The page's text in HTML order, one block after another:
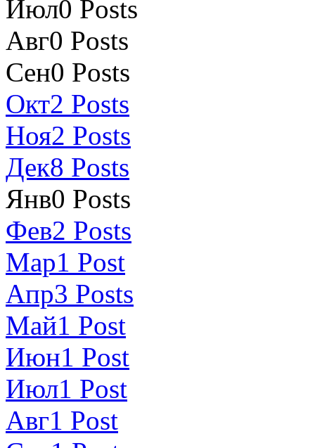
Июл0 Posts
Авг0 Posts
Сен0 Posts
Окт2 Posts
Ноя2 Posts
Дек8 Posts
Янв0 Posts
Фев2 Posts
Мар1 Post
Апр3 Posts
Май1 Post
Июн1 Post
Июл1 Post
Авг1 Post